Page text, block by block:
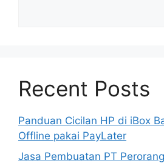
Recent Posts
Panduan Cicilan HP di iBox
Offline pakai PayLater
Jasa Pembuatan PT